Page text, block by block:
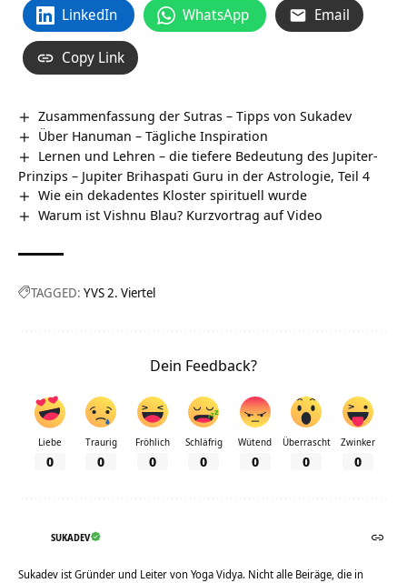
LinkedIn WhatsApp Email
Copy Link
Zusammenfassung der Sutras – Tipps von Sukadev
Über Hanuman – Tägliche Inspiration
Lernen und Lehren – die tiefere Bedeutung des Jupiter-
Prinzips – Jupiter Brihaspati Guru in der Astrologie, Teil 4
Wie ein dekadentes Kloster spirituell wurde
Warum ist Vishnu Blau? Kurzvortrag auf Video
TAGGED: YVS 2. Viertel
Dein Feedback?
Liebe
0
Traurig
0
Fröhlich
0
Schläfrig
0
Wütend
0
Überrascht
0
Zwinker
0
SUKADEV
Sukadev ist Gründer und Leiter von Yoga Vidya. Nicht alle Beiräge, die in